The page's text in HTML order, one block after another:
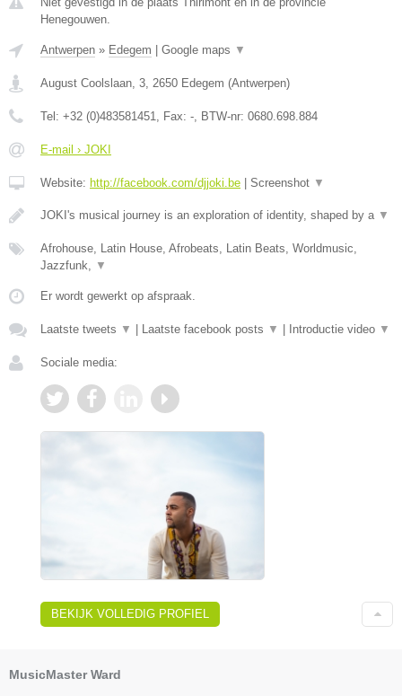
Henegouwen.
Antwerpen » Edegem Google maps ▼
August Coolslaan, 3 2650 Edegem (Antwerpen)
Tel: +32 (0)483581451 , Fax: - , BTW-nr: 0680.698.884
E-mail › JOKI
Website: http://facebook.com/djjoki.be Screenshot ▼
JOKI's musical journey is an exploration of identity, shaped by a ▼
Afrohouse, Latin House, Afrobeats, Latin Beats, Worldmusic,
Jazzfunk,
▼
Er wordt gewerkt op afspraak.
Laatste tweets ▼ Laatste facebook posts ▼ Introductie video ▼
Sociale media:
BEKIJK VOLLEDIG PROFIEL
MusicMaster Ward